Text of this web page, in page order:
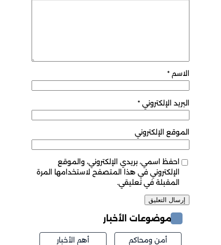
الاسم *
البريد الإلكتروني *
الموقع الإلكتروني
احفظ اسمي، بريدي الإلكتروني، والموقع
الإلكتروني في هذا المتصفح لاستخدامها المرة
المقبلة في تعليقي.
موضوعات الأخبار
أمن ومحاكم أهم الأخبار